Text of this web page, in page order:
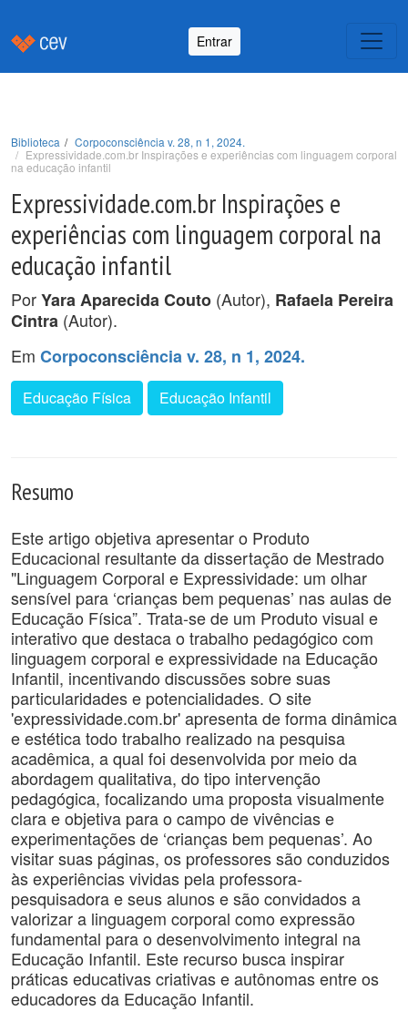
Entrar
Biblioteca
Corpoconsciência v. 28, n 1, 2024.
Expressividade.com.br Inspirações e experiências com linguagem corporal
na educação infantil
Expressividade.com.br Inspirações e
experiências com linguagem corporal na
educação infantil
PorYara Aparecida Couto (Autor), Rafaela Pereira
Cintra (Autor).
Em Corpoconsciência v. 28, n 1, 2024.
Educação Física Educação Infantil
Resumo
Este artigo objetiva apresentar o Produto
Educacional resultante da dissertação de Mestrado
"Linguagem Corporal e Expressividade: um olhar
sensível para ‘crianças bem pequenas’ nas aulas de
Educação Física”. Trata-se de um Produto visual e
interativo que destaca o trabalho pedagógico com
linguagem corporal e expressividade na Educação
Infantil, incentivando discussões sobre suas
particularidades e potencialidades. O site
'expressividade.com.br' apresenta de forma dinâmica
e estética todo trabalho realizado na pesquisa
acadêmica, a qual foi desenvolvida por meio da
abordagem qualitativa, do tipo intervenção
pedagógica, focalizando uma proposta visualmente
clara e objetiva para o campo de vivências e
experimentações de ‘crianças bem pequenas’. Ao
visitar suas páginas, os professores são conduzidos
às experiências vividas pela professora-
pesquisadora e seus alunos e são convidados a
valorizar a linguagem corporal como expressão
fundamental para o desenvolvimento integral na
Educação Infantil. Este recurso busca inspirar
práticas educativas criativas e autônomas entre os
educadores da Educação Infantil.